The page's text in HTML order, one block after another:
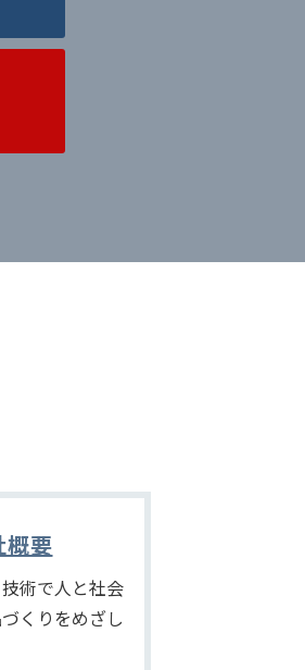
概要
技術で人と社会
づくりをめざし